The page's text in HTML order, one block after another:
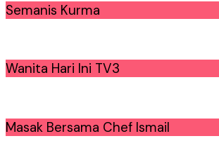
Semanis Kurma
Wanita Hari Ini TV3
Masak Bersama Chef Ismail